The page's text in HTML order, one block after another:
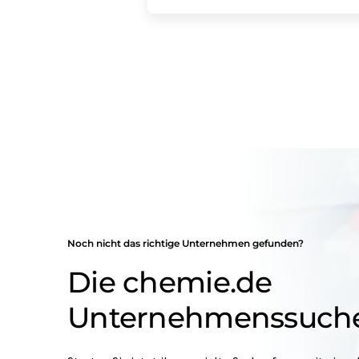
Noch nicht das richtige Unternehmen gefunden?
Die chemie.de